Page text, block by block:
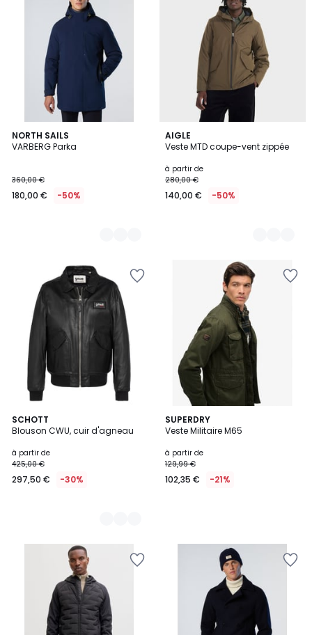
NORTH SAILS
VARBERG Parka
360,00 €
180,00 € -50%
2
Couleurs
AIGLE
Veste MTD coupe-vent zippée
à partir de
280,00 €
140,00 € -50%
4
Couleurs
SCHOTT
Blouson CWU, cuir d'agneau
à partir de
425,00 €
297,50 € -30%
2
Couleurs
SUPERDRY
Veste Militaire M65
à partir de
129,99 €
102,35 € -21%